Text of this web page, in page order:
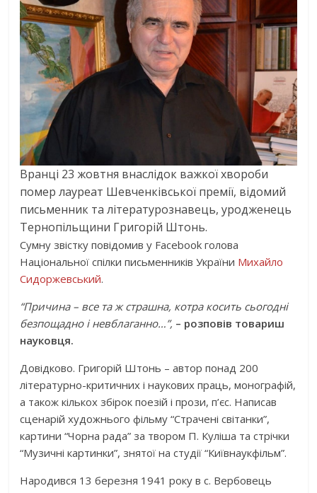
Вранці 23 жовтня внаслідок важкої хвороби
помер лауреат Шевченківської премії, відомий
письменник та літературознавець, уродженець
Тернопільщини Григорій Штонь.
Сумну звістку повідомив у Facebook голова
Національної спілки письменників України Михайло
Сидоржевський.
“Причина – все та ж страшна, котра косить сьогодні
безпощадно і невблаганно…”, – розповів товариш
науковця.
Довідково. Григорій Штонь – автор понад 200
літературно-критичних і наукових праць, монографій,
а також кількох збірок поезій і прози, п’єс. Написав
сценарій художнього фільму “Страчені світанки”,
картини “Чорна рада” за твором П. Куліша та стрічки
“Музичні картинки”, знятої на студії “Київнаукфільм”.
Народився 13 березня 1941 року в с. Вербовець